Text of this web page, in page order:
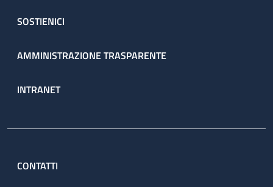
SOSTIENICI
AMMINISTRAZIONE TRASPARENTE
INTRANET
CONTATTI